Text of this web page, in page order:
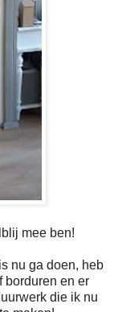
mee ben!
nu ga doen, heb
borduren en er
die ik nu